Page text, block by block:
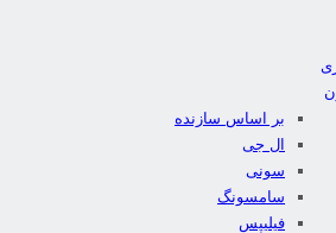
بر اساس سازنده
ال جی
سونی
سامسونگ
فیلیپس